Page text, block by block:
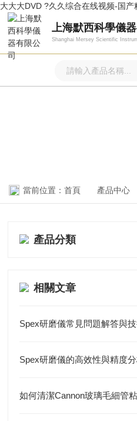
大大大DVD ?久久综合在线视频-国
上海默西科學儀
Shanghai Mersey Scientific
當前位置： 首頁 產品中心
產品分類
相關文章
Spex研磨儀常見問題解答與
Spex研磨儀的高效性與精度
如何清潔Cannon玻璃毛細管